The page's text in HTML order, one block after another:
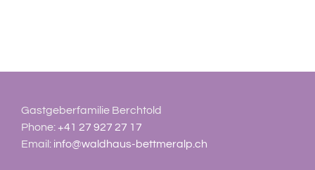
Gastgeberfamilie Berchtold
Phone:+41 27 927 27 17
Email: info@waldhaus-bettmeralp.ch